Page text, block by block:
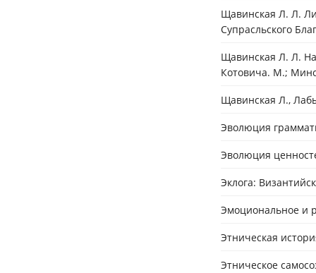
Щавинская Л. Л.
Супрасльского
Щавинская Л. Л.
Котовича. М.;
Щавинская Л.,
Эволюция
Эволюция
Эклога:
Эмоциональное и
Этническая
Этническое